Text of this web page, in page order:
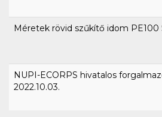
Méretek rövid szűkítő idom PE100
NUPI-ECORPS hivatalos
2022.10.03.